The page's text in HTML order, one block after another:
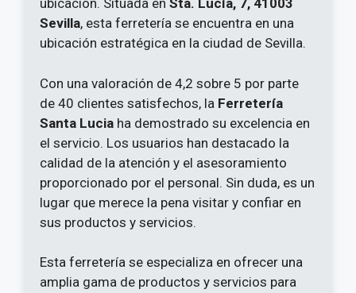
ubicación. Situada en Sta. Lucía, 7, 41003
Sevilla, esta ferretería se encuentra en una
ubicación estratégica en la ciudad de Sevilla.
Con una valoración de 4,2 sobre 5 por parte
de 40 clientes satisfechos, la Ferretería
Santa Lucia ha demostrado su excelencia en
el servicio. Los usuarios han destacado la
calidad de la atención y el asesoramiento
proporcionado por el personal. Sin duda, es un
lugar que merece la pena visitar y confiar en
sus productos y servicios.
Esta ferretería se especializa en ofrecer una
amplia gama de productos y servicios para